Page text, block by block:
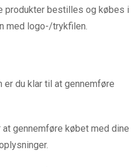
produkter bestilles og købes i
med logo-/trykfilen.
er du klar til at gennemføre
gennemføre købet med dine